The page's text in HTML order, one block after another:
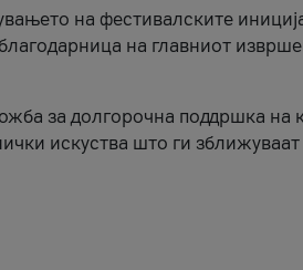
на фестивалските
на главниот
за долгорочна поддршка на
искуства што ги зближуваат